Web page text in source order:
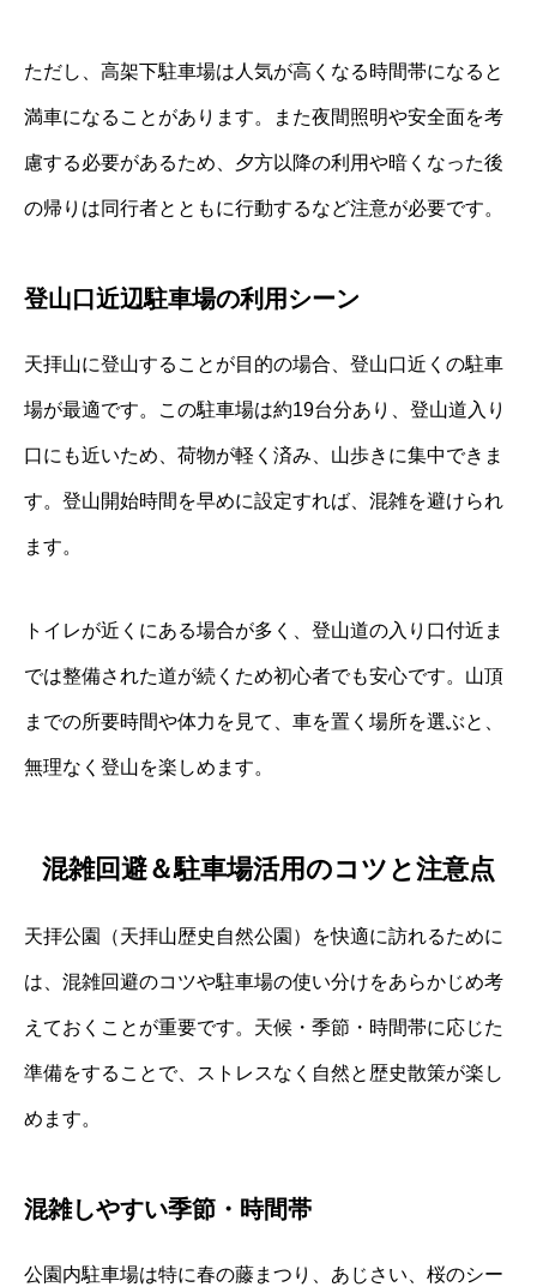
ただし、高架下駐車場は人気が高くなる時間帯になると
満車になることがあります。また夜間照明や安全面を考
慮する必要があるため、夕方以降の利用や暗くなった後
の帰りは同行者とともに行動するなど注意が必要です。
登山口近辺駐車場の利用シーン
天拝山に登山することが目的の場合、登山口近くの駐車
場が最適です。この駐車場は約19台分あり、登山道入り
口にも近いため、荷物が軽く済み、山歩きに集中できま
す。登山開始時間を早めに設定すれば、混雑を避けられ
ます。
トイレが近くにある場合が多く、登山道の入り口付近ま
では整備された道が続くため初心者でも安心です。山頂
までの所要時間や体力を見て、車を置く場所を選ぶと、
無理なく登山を楽しめます。
混雑回避＆駐車場活用のコツと注意点
天拝公園（天拝山歴史自然公園）を快適に訪れるために
は、混雑回避のコツや駐車場の使い分けをあらかじめ考
えておくことが重要です。天候・季節・時間帯に応じた
準備をすることで、ストレスなく自然と歴史散策が楽し
めます。
混雑しやすい季節・時間帯
公園内駐車場は特に春の藤まつり、あじさい、桜のシー